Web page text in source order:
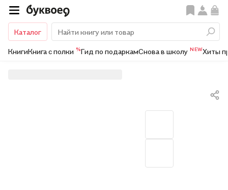
Каталог
КнигиКнига с полки %Гид по подаркамСнова в школу NEWХиты